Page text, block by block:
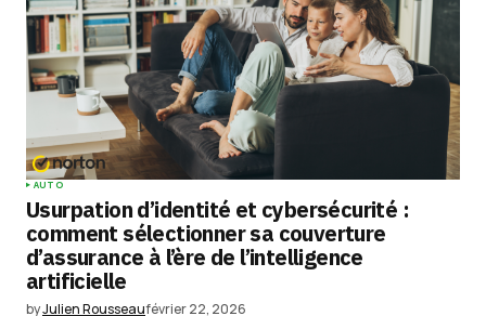
Comment*
Your Name
Your E-mail *
Enregistrer mon nom, mon e-mail et mon
site dans le navigateur pour mon prochain
commentaire.
AUTO
Usurpation d’identité et cybersécurité :
comment sélectionner sa couverture
d’assurance à l’ère de l’intelligence
artificielle
byJulien Rousseaufévrier 22, 2026